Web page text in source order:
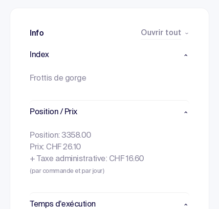
Info Ouvrir tout
Index
Frottis de gorge
Position / Prix
Position: 3358.00
Prix: CHF 26.10
+ Taxe administrative: CHF 16.60
(par commande et par jour)
Temps d'exécution